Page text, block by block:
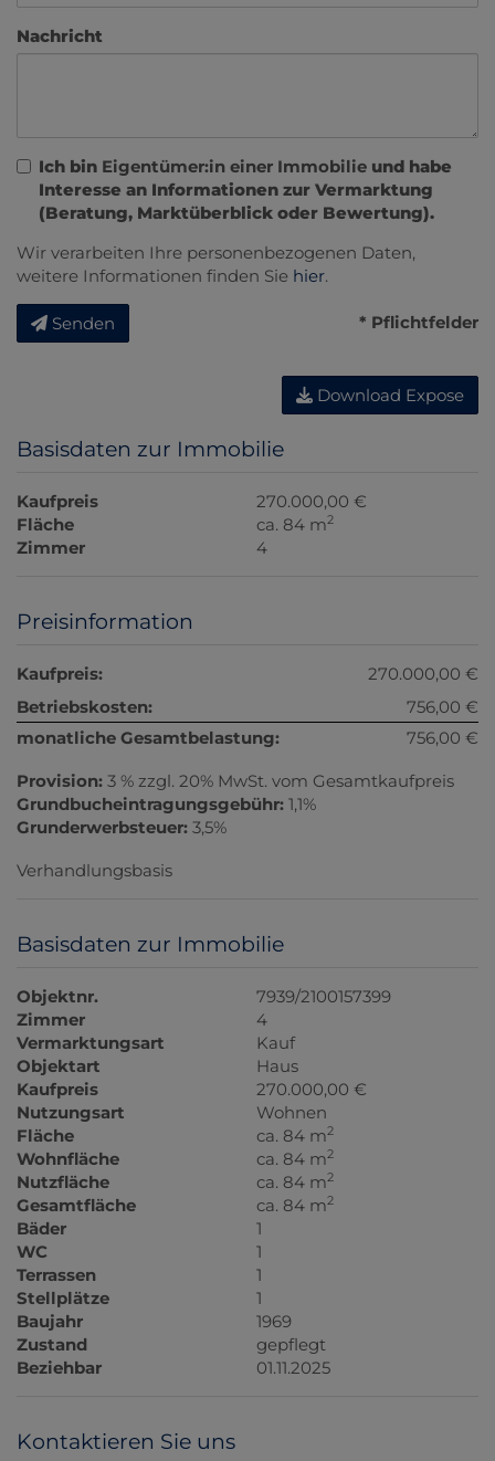
Nachricht
Ich bin Eigentümer:in einer Immobilie und habe
Interesse an Informationen zur Vermarktung
(Beratung, Marktüberblick oder Bewertung).
Wir verarbeiten Ihre personenbezogenen Daten,
weitere Informationen finden Sie hier.
Senden * Pflichtfelder
Download Expose
Basisdaten zur Immobilie
Kaufpreis
270.000,00 €
Fläche
ca. 84 m2
Zimmer 4
Preisinformation
Kaufpreis:
270.000,00 €
Betriebskosten:
756,00 €
monatliche Gesamtbelastung:
756,00 €
Provision: 3 % zzgl. 20% MwSt. vom Gesamtkaufpreis
Grundbucheintragungsgebühr: 1,1%
Grunderwerbsteuer: 3,5%
Verhandlungsbasis
Basisdaten zur Immobilie
Objektnr.
7939/2100157399
Zimmer
4
Vermarktungsart
Kauf
Objektart
Haus
Kaufpreis
270.000,00 €
Nutzungsart
Wohnen
Fläche
ca. 84 m2
Wohnfläche ca. 84 m2
Nutzfläche ca. 84 m2
Gesamtfläche ca. 84 m2
Bäder
1
WC
1
Terrassen
1
Stellplätze
1
Baujahr
1969
Zustand
gepflegt
Beziehbar
01.11.2025
Kontaktieren Sie uns